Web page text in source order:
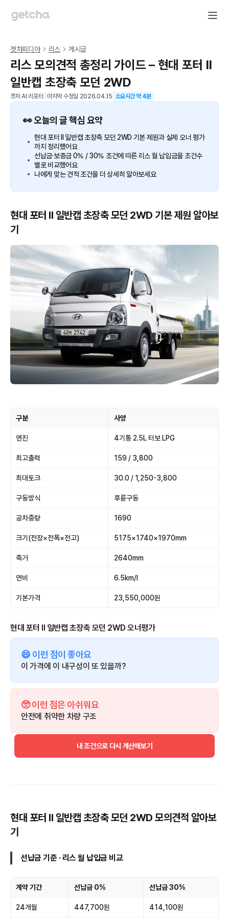
겟차피디아 리스 게시글
리스 모의견적 총정리 가이드 – 현대 포터 II
일반캡 초장축 모던 2WD
겟차 AI 리포터 마지막 수정일 2026.04.15 소요시간 약4분
👀 오늘의 글 핵심 요약
현대 포터 II 일반캡 초장축 모던 2WD 기본 제원과 실제 오너 평가
까지 정리했어요
선납금·보증금 0% / 30% 조건에 따른 리스 월 납입금을 조건수
별로 비교했어요
나에게 맞는 견적 조건을 더 상세히 알아보세요
현대 포터 II 일반캡 초장축 모던 2WD 기본 제원 알아보
기
구분 사양
엔진 4기통 2.5L 터보 LPG
최고출력 159 / 3,800
최대토크 30.0 / 1,250-3,800
구동방식 후륜구동
공차중량 1690
크기(전장×전폭×전고) 5175×1740×1970mm
축거 2640mm
연비 6.5km/l
기본가격 23,550,000원
현대 포터 II 일반캡 초장축 모던 2WD 오너평가
😄 이런 점이 좋아요
이 가격에 이 내구성이 또 있을까?
🥺 이런 점은 아쉬워요
안전에 취약한 차량 구조
내 조건으로 다시 계산해보기
현대 포터 II 일반캡 초장축 모던 2WD 모의견적 알아보
기
선납금 기준 · 리스 월 납입금 비교
계약 기간 선납금 0% 선납금 30%
24개월 447,700원 414,100원